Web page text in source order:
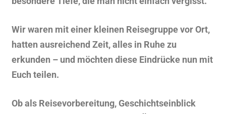
Wir waren mit einer kleinen Reisegruppe vor Ort,
hatten ausreichend Zeit, alles in Ruhe zu
erkunden – und möchten diese Eindrücke nun mit
Euch teilen.
Ob als Reisevorbereitung, Geschichtseinblick